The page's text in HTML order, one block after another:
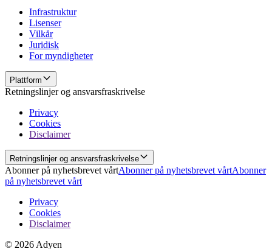
Infrastruktur
Lisenser
Vilkår
Juridisk
For myndigheter
Plattform
Retningslinjer og ansvarsfraskrivelse
Privacy
Cookies
Disclaimer
Retningslinjer og ansvarsfraskrivelse
Abonner på nyhetsbrevet vårtAbonner på nyhetsbrevet vårtAbonner
på nyhetsbrevet vårt
Privacy
Cookies
Disclaimer
© 2026 Adyen